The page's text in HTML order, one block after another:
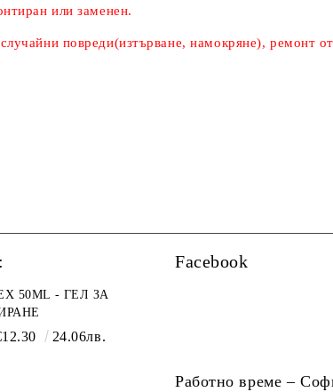
или заменен.
повреди(изтърване, намокряне), ремонт
50ML - ГЕЛ ЗА
24.06лв.
Facebook
Работно време –